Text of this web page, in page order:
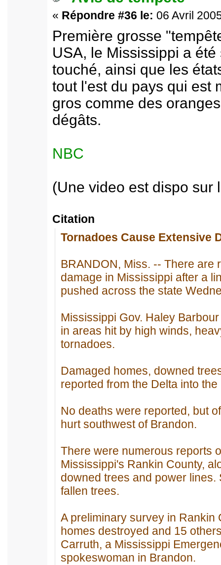
« Répondre #36 le: 06 Avril
Première grosse
USA, le Mississippi a
touché, ainsi que les
tout l'est du pays qui est
gros comme des
dégâts.
NBC
(Une video est dispo sur
Citation
Tornadoes Cause Extensive
BRANDON, Miss. -- There are
damage in Mississippi after a
pushed across the state
Mississippi Gov. Haley
in areas hit by high winds,
tornadoes.
Damaged homes, downed
reported from the Delta into
No deaths were reported, but
hurt southwest of Brandon.
There were numerous reports
Mississippi's Rankin County,
downed trees and power
fallen trees.
A preliminary survey in Rankin
homes destroyed and 15
Carruth, a Mississippi
spokeswoman in Brandon.